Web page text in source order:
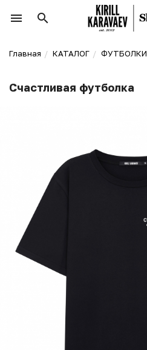
Главная КАТАЛОГ ФУТБОЛКИ
Счастливая футболка